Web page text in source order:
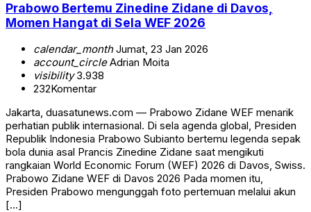
Prabowo Bertemu Zinedine Zidane di Davos,
Momen Hangat di Sela WEF 2026
calendar_monthJumat, 23 Jan 2026
account_circleAdrian Moita
visibility3.938
232Komentar
Jakarta, duasatunews.com — Prabowo Zidane WEF menarik
perhatian publik internasional. Di sela agenda global, Presiden
Republik Indonesia Prabowo Subianto bertemu legenda sepak
bola dunia asal Prancis Zinedine Zidane saat mengikuti
rangkaian World Economic Forum (WEF) 2026 di Davos, Swiss.
Prabowo Zidane WEF di Davos 2026 Pada momen itu,
Presiden Prabowo mengunggah foto pertemuan melalui akun
[…]